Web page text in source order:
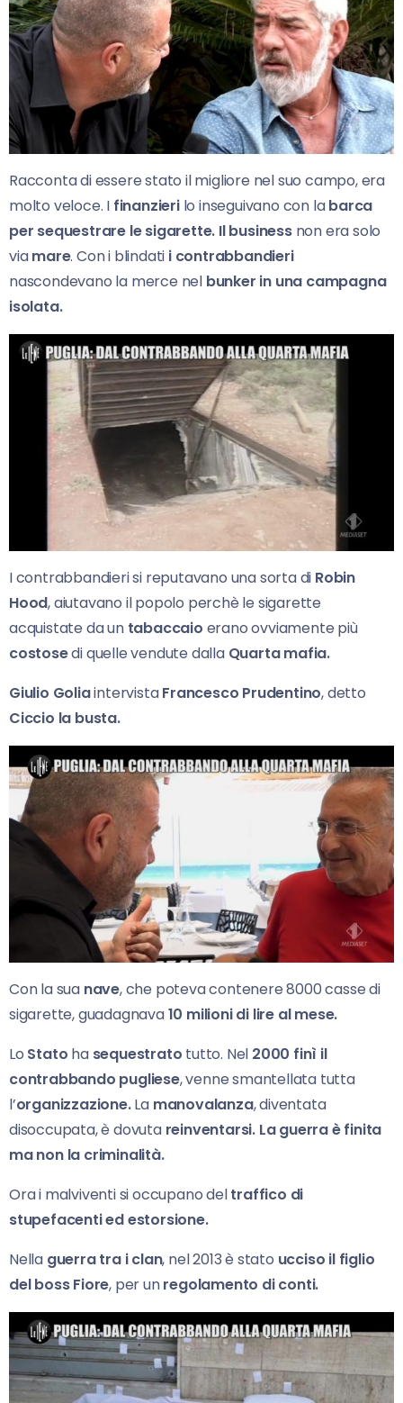
Racconta di essere stato il migliore nel suo campo, era
molto veloce. I finanzierilo inseguivano con labarca
per sequestrare le sigarette. Il businessnon era solo
viamare. Con i blindati i contrabbandieri
nascondevano la merce nel bunker in una campagna
isolata.
I contrabbandieri si reputavano una sorta di Robin
Hood, aiutavano il popolo perchè le sigarette
acquistate da un tabaccaio erano ovviamente più
costosedi quelle vendute dalla Quarta mafia.
Giulio GoliaintervistaFrancesco Prudentino, detto
Ciccio la busta.
Con la sua nave, che poteva contenere 8000 casse di
sigarette, guadagnava10 milioni di lire al mese.
Lo Stato ha sequestrato tutto. Nel 2000 finì il
contrabbando pugliese, venne smantellata tutta
l’organizzazione.La manovalanza, diventata
disoccupata, è dovutareinventarsi. La guerra è finita
ma non la criminalità.
Ora i malviventi si occupano deltraffico di
stupefacenti ed estorsione.
Nella guerra tra i clan, nel 2013 è stato ucciso il figlio
del boss Fiore, per unregolamento di conti.